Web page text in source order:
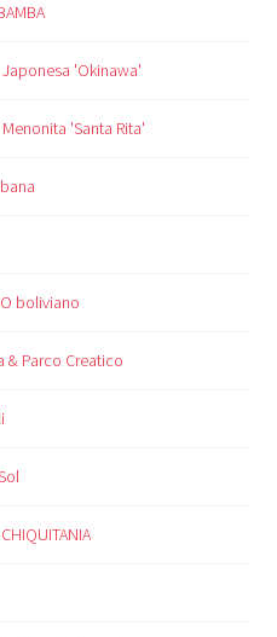
'Okinawa'
'Santa Rita'
boliviano
& Parco Creatico